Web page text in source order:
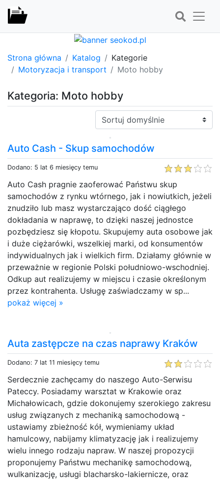
Strona główna Katalog
Kategorie
Motoryzacja i transport
Moto hobby
Kategoria: Moto hobby
Sortuj:
Auto Cash - Skup samochodów
Dodano: 5 lat 6 miesięcy temu
Auto Cash pragnie zaoferować Państwu skup
samochodów z rynku wtórnego, jak i nowiutkich, jeżeli
znudziło lub masz wystarczająco dość ciągłego
dokładania w naprawę, to dzięki naszej jednostce
pozbędziesz się kłopotu. Skupujemy auta osobowe jak
i duże ciężarówki, wszelkiej marki, od konsumentów
indywidualnych jak i wielkich firm. Działamy głównie w
przeważnie w regionie Polski południowo-wschodniej.
Odkup aut realizujemy w miejscu i czasie określonym
przez kontrahenta. Usługę zaświadczamy w sp...
pokaż więcej »
Auta zastępcze na czas naprawy Kraków
Dodano: 7 lat 11 miesięcy temu
Serdecznie zachęcamy do naszego Auto-Serwisu
Pateccy. Posiadamy warsztat w Krakowie oraz
Michałowicach, gdzie dokonujemy szerokiego zakresu
usług związanych z mechaniką samochodową -
ustawiamy zbieżność kół, wymieniamy układ
hamulcowy, nabijamy klimatyzację jak i realizujemy
wielu innego rodzaju napraw. W naszej propozycji
proponujemy Państwu mechanikę samochodową,
wulkanizację, usługi blacharsko-lakiernicze, oraz